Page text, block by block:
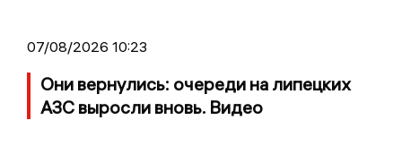
07/08/2026 10:23
Они вернулись: очереди на липецких
АЗС выросли вновь. Видео